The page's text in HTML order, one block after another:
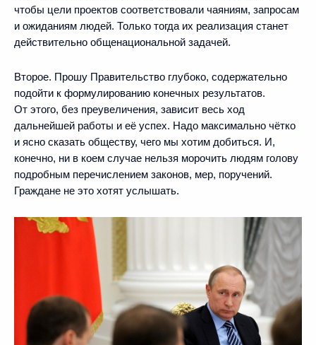
чтобы цели проектов соответствовали чаяниям, запросам
и ожиданиям людей. Только тогда их реализация станет
действительно общенациональной задачей.
Второе. Прошу Правительство глубоко, содержательно
подойти к формулированию конечных результатов.
От этого, без преувеличения, зависит весь ход
дальнейшей работы и её успех. Надо максимально чётко
и ясно сказать обществу, чего мы хотим добиться. И,
конечно, ни в коем случае нельзя морочить людям голову
подробным перечислением законов, мер, поручений.
Граждане не это хотят услышать.